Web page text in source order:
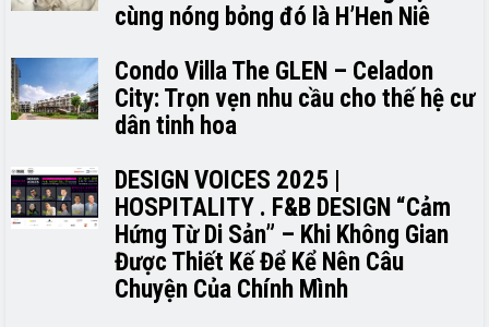
cùng nóng bỏng đó là H’H­­­­en Niê
Condo Villa The GLEN – Celadon
City: Trọn vẹn nhu cầu cho thế hệ cư
dân tinh hoa
DESIGN VOICES 2025 |
HOSPITALITY . F&B DESIGN “Cảm
Hứng Từ Di Sản” – Khi Không Gian
Được Thiết Kế Để Kể Nên Câu
Chuyện Của Chính Mình